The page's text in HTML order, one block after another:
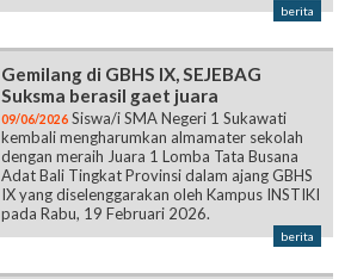
berita
Gemilang di GBHS IX, SEJEBAG
Suksma berasil gaet juara
09/06/2026 Siswa/i SMA Negeri 1 Sukawati
kembali mengharumkan almamater sekolah
dengan meraih Juara 1 Lomba Tata Busana
Adat Bali Tingkat Provinsi dalam ajang GBHS
IX yang diselenggarakan oleh Kampus INSTIKI
pada Rabu, 19 Februari 2026.
berita